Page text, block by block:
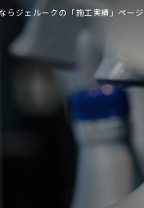
らジェルークの「施工実績」ページ